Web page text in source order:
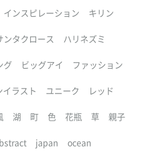
インスピレーション キリン
ンタクロース ハリネズミ
グ ビッグアイ ファッション
ラスト ユニーク レッド
湖 町 色 花瓶 草 親子
japan ocean